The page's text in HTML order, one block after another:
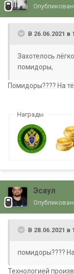
В 26.06.2021 в
Захотелось
помидоры,
Помидоры???? На
Награды
Эсаул
В 28.06.2021 в
помидоры????
Технологией